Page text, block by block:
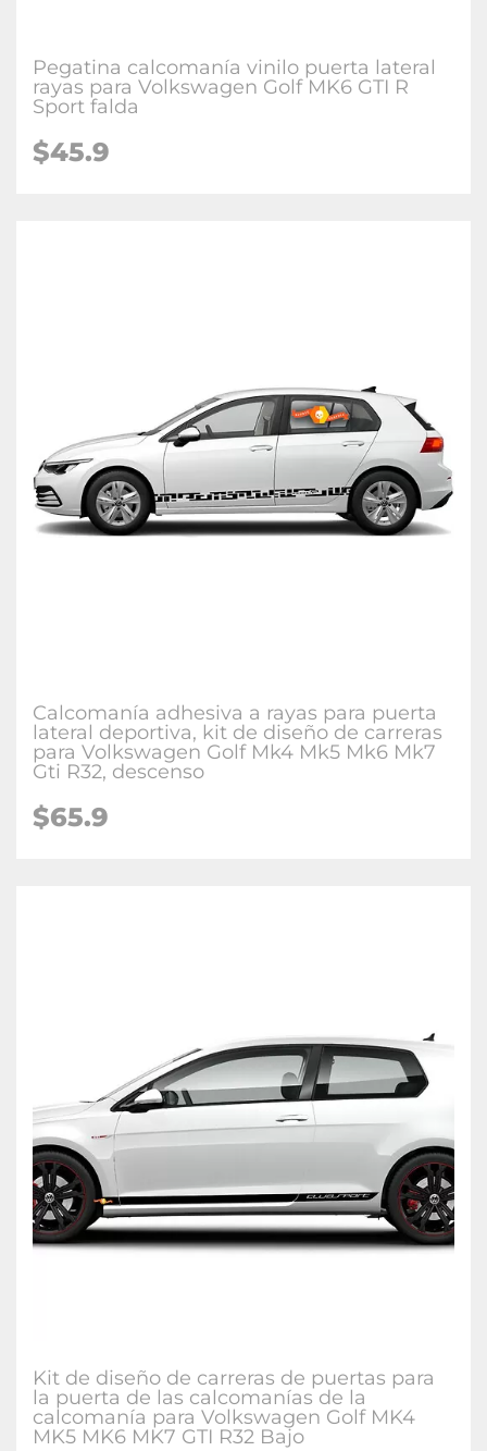
Pegatina calcomanía vinilo puerta lateral
rayas para Volkswagen Golf MK6 GTI R
Sport falda
$45.9
Calcomanía adhesiva a rayas para puerta
lateral deportiva, kit de diseño de carreras
para Volkswagen Golf Mk4 Mk5 Mk6 Mk7
Gti R32, descenso
$65.9
Kit de diseño de carreras de puertas para
la puerta de las calcomanías de la
calcomanía para Volkswagen Golf MK4
MK5 MK6 MK7 GTI R32 Bajo